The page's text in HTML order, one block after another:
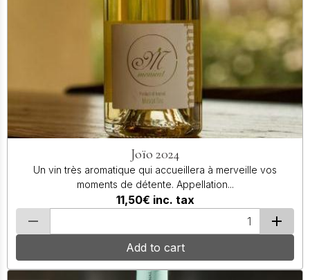
Joïo 2024
Un vin très aromatique qui accueillera à merveille vos
moments de détente. Appellation...
11,50€ inc. tax
Add to cart